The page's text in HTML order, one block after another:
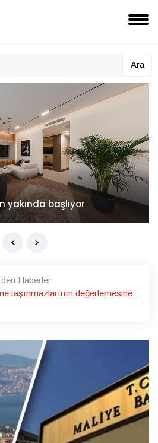
Ara
yakında başlıyor
Haberler
taşınmazlarının değerlemesine